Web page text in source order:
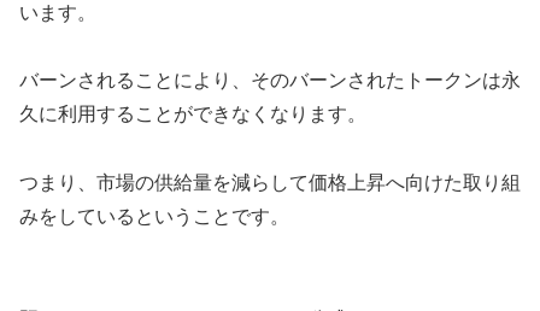
います。
バーンされることにより、そのバーンされたトークンは永
久に利用することができなくなります。
つまり、市場の供給量を減らして価格上昇へ向けた取り組
みをしているということです。